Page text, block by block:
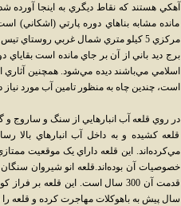
آهکي هستند که نقاط ديگري به اينجا آورده
مانده مشابه بنا‌هاي دوره پارتي
مرکزي 5 کيلو متري شمال غربي روستاي
برج ديد باني از آن بر جاي مانده است
اسلامي مي‌باشند ديده مي‌شود. همچنين
است، چندين چاه به منظور تامين آب مورد
در روي قلعه آب انبارهايي از سنگ و ساروج و
قلعه کشيده و به داخل آب انبارهاي بالا
مي‌کرده‌اند. اين قلعه داراي يک موقعيت
خصوصيات آن بوده‌اند.قلعه انو شيروان
سال پيش به باهوکلات مهاجرت کرده و قلعه